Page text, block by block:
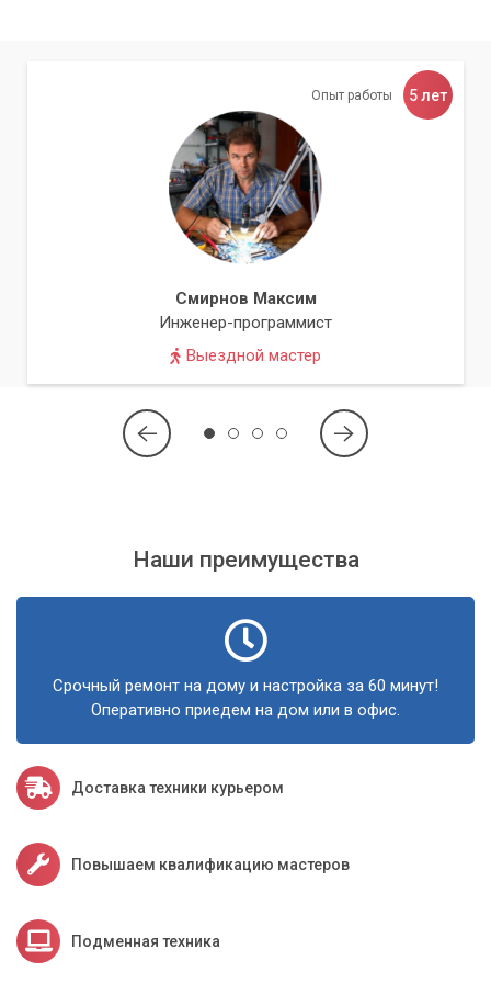
Опыт работы 5 лет
Смирнов Максим
Инженер-программист
Выездной мастер
Наши преимущества
Срочный ремонт на дому и настройка за 60 минут!
Оперативно приедем на дом или в офис.
Доставка техники курьером
Повышаем квалификацию мастеров
Подменная техника